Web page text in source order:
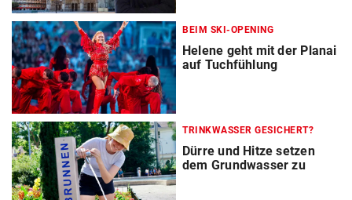
BEIM SKI-OPENING
Helene geht mit der Planai
auf Tuchfühlung
TRINKWASSER GESICHERT?
Dürre und Hitze setzen
dem Grundwasser zu